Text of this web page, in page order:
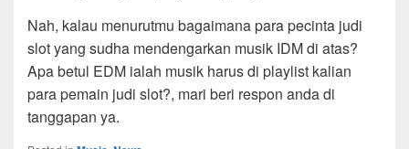
Nah, kalau menurutmu bagaimana para pecinta judi
slot yang sudha mendengarkan musik IDM di atas?
Apa betul EDM ialah musik harus di playlist kalian
para pemain judi slot?, mari beri respon anda di
tanggapan ya.